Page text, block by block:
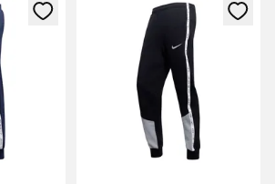
om in te loggen of je aan te melden als
Opent een venster om in te